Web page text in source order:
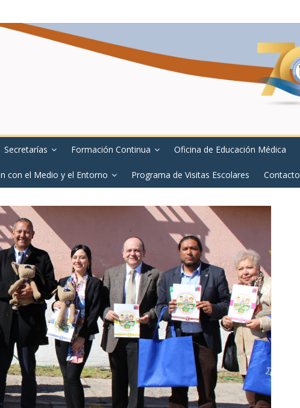
Secretarías Formación Continua Oficina de Educación Médica
con el Medio y el Entorno Programa de Visitas Escolares Contacto